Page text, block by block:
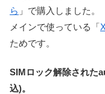
ら 」で購入しました。
メインで使っている「
ためです。
SIMロック解除された
込)。